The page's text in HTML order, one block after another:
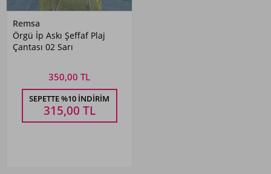
Remsa
Örgü İp Askı Şeffaf Plaj
Çantası 02 Sarı
350,00 TL
SEPETTE %10 İNDIRIM
315,00 TL